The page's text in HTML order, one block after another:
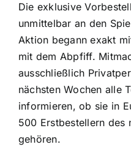
Die exklusive
unmittelbar an den
Aktion begann exakt
mit dem Abpfiff.
ausschließlich
nächsten Wochen alle
informieren, ob sie in
500 Erstbestellern des
gehören.